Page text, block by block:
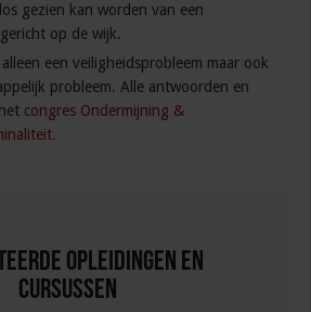
gezien kan worden van een
op de wijk.
een veiligheidsprobleem maar ook
probleem. Alle antwoorden en
congres Ondermijning &
Opleidingen en
Cursussen